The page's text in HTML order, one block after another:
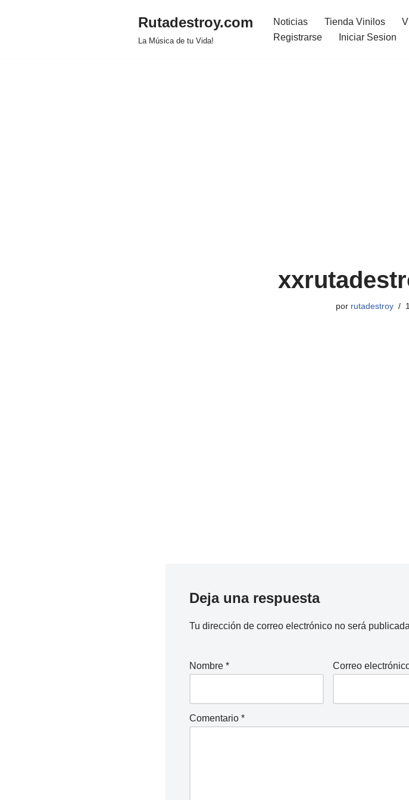
Rutadestroy.com
La Música de tu Vida!
Noticias Tienda Vinilos
Registrarse
Iniciar Sesion
por rutadestroy
Deja una respuesta
Tu dirección de correo electrónico no será
Nombre * Correo
Comentario *